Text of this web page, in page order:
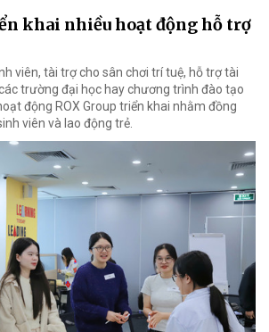
khai nhiều hoạt động hỗ trợ
viên, tài trợ cho sân chơi trí tuệ, hỗ trợ tài
trường đại học hay chương trình đào tạo
động ROX Group triển khai nhằm đồng
viên và lao động trẻ.